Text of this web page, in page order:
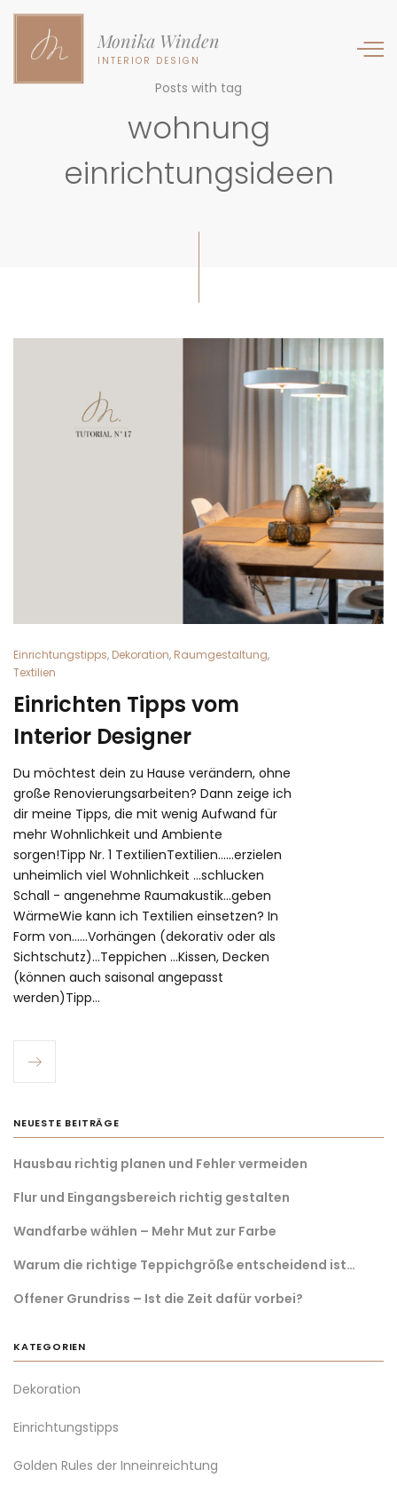
Monika Winden
INTERIOR DESIGN
Posts with tag
wohnung
einrichtungsideen
Einrichtungstipps, Dekoration, Raumgestaltung,
Textilien
Einrichten Tipps vom
Interior Designer
Du möchtest dein zu Hause verändern, ohne
große Renovierungsarbeiten? Dann zeige ich
dir meine Tipps, die mit wenig Aufwand für
mehr Wohnlichkeit und Ambiente
sorgen!Tipp Nr. 1 TextilienTextilien......erzielen
unheimlich viel Wohnlichkeit ...schlucken
Schall - angenehme Raumakustik...geben
WärmeWie kann ich Textilien einsetzen? In
Form von......Vorhängen (dekorativ oder als
Sichtschutz)...Teppichen ...Kissen, Decken
(können auch saisonal angepasst
werden)Tipp…
NEUESTE BEITRÄGE
Hausbau richtig planen und Fehler vermeiden
Flur und Eingangsbereich richtig gestalten
Wandfarbe wählen – Mehr Mut zur Farbe
Warum die richtige Teppichgröße entscheidend ist…
Offener Grundriss – Ist die Zeit dafür vorbei?
KATEGORIEN
Dekoration
Einrichtungstipps
Golden Rules der Inneinreichtung